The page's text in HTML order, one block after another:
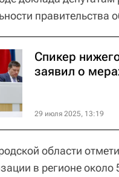
правительства
Спикер
заявил о
29 июля 2025, 13:19
области
в регионе